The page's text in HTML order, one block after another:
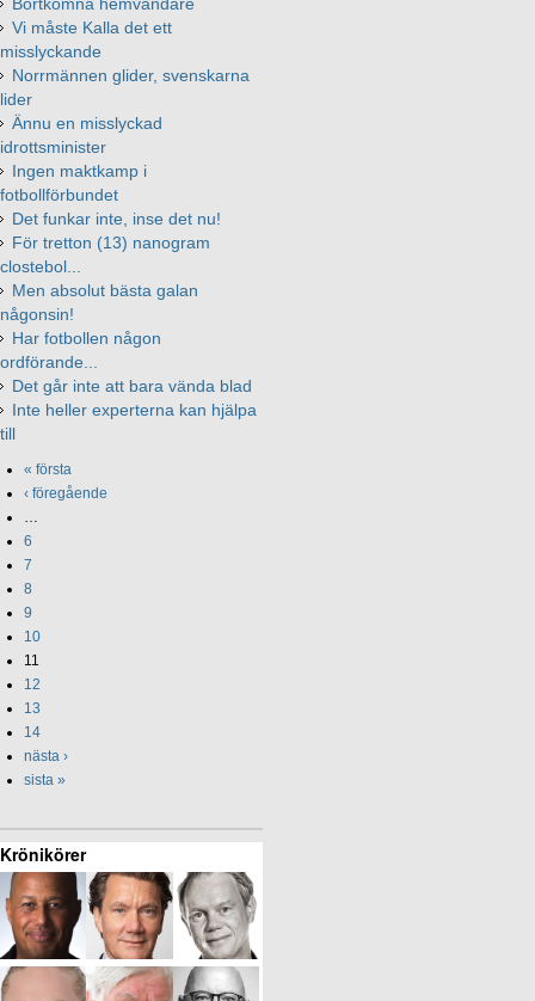
Bortkomna hemvändare
Vi måste Kalla det ett
misslyckande
Norrmännen glider, svenskarna
lider
Ännu en misslyckad
idrottsminister
Ingen maktkamp i
fotbollförbundet
Det funkar inte, inse det nu!
För tretton (13) nanogram
clostebol...
Men absolut bästa galan
någonsin!
Har fotbollen någon
ordförande...
Det går inte att bara vända blad
Inte heller experterna kan hjälpa
till
« första
‹ föregående
…
6
7
8
9
10
11
12
13
14
nästa ›
sista »
Krönikörer